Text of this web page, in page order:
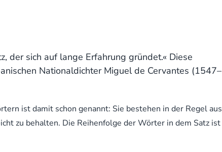
der sich auf lange Erfahrung gründet.« Diese
Nationaldichter Miguel de Cervantes (1547–
ist damit schon genannt: Sie bestehen in der Regel aus
zu behalten. Die Reihenfolge der Wörter in dem Satz ist